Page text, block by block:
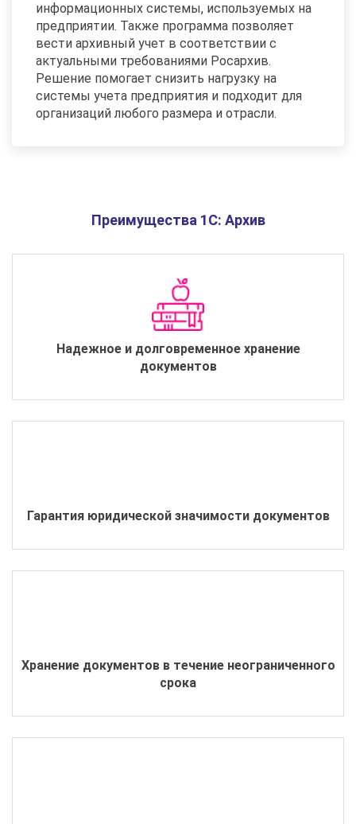
информационных системы, используемых на
предприятии. Также программа позволяет
вести архивный учет в соответствии с
актуальными требованиями Росархив.
Решение помогает снизить нагрузку на
системы учета предприятия и подходит для
организаций любого размера и отрасли.
Преимущества 1С: Архив
Надежное и долговременное хранение
документов
Гарантия юридической значимости документов
Хранение документов в течение неограниченного
срока